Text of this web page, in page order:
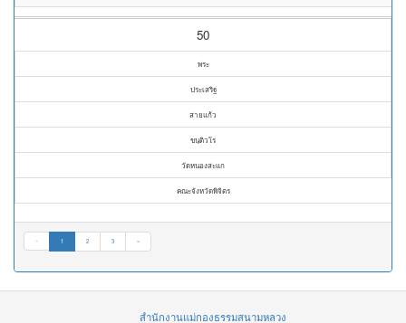
50
พระ
ประเสริฐ
สายแก้ว
ขนฺติวโร
วัดหนองสะแก
คณะจังหวัดพิจิตร
« 1 2 3 »
สำนักงานแม่กองธรรมสนามหลวง